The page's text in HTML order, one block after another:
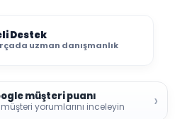
Destek
uzman danışmanlık
müşteri puanı
yorumlarını inceleyin ›